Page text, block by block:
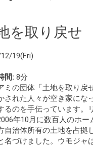
を取り戻せ
19(Fri)
間: 8分
ミの団体「土地を取り戻
された人々が空き家にな
るのを手伝っています。
年10月に数百人のホ
自治体所有の土地を占拠
名づけました。ウモジャ